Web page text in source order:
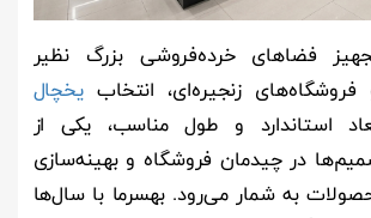
فضاهای خرده‌فروشی بزرگ نظیر
فروشگاه‌های زنجیره‌ای، انتخاب یخچال
استاندارد و طول مناسب، یکی از
در چیدمان فروشگاه و بهینه‌سازی
به شمار می‌رود. بهسرما با سال‌ها